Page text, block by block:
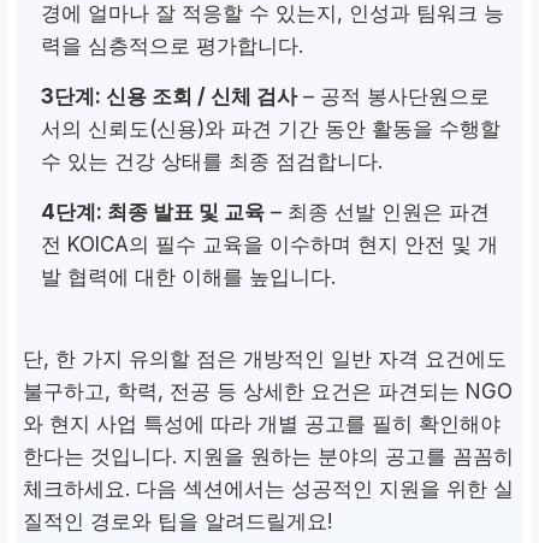
경에 얼마나 잘 적응할 수 있는지, 인성과 팀워크 능
력을 심층적으로 평가합니다.
3단계: 신용 조회 / 신체 검사– 공적 봉사단원으로
서의 신뢰도(신용)와 파견 기간 동안 활동을 수행할
수 있는 건강 상태를 최종 점검합니다.
4단계: 최종 발표 및 교육 – 최종 선발 인원은 파견
전 KOICA의 필수 교육을 이수하며 현지 안전 및 개
발 협력에 대한 이해를 높입니다.
단, 한 가지 유의할 점은 개방적인 일반 자격 요건에도
불구하고, 학력, 전공 등 상세한 요건은 파견되는 NGO
와 현지 사업 특성에 따라 개별 공고를 필히 확인해야
한다는 것입니다. 지원을 원하는 분야의 공고를 꼼꼼히
체크하세요. 다음 섹션에서는 성공적인 지원을 위한 실
질적인 경로와 팁을 알려드릴게요!